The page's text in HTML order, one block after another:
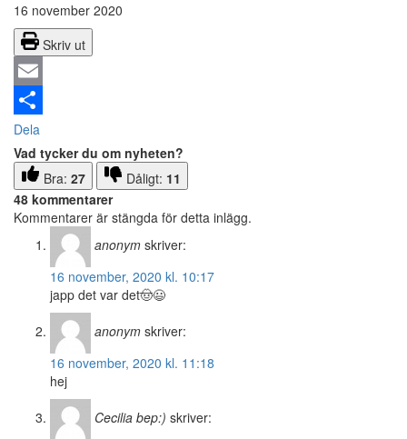
16 november 2020
Skriv ut
Email
Dela
Vad tycker du om nyheten?
Bra: 27 Dåligt: 11
48 kommentarer
Kommentarer är stängda för detta inlägg.
anonym skriver:
16 november, 2020 kl. 10:17
japp det var det🤠😃
anonym skriver:
16 november, 2020 kl. 11:18
hej
Cecilia bep:) skriver: